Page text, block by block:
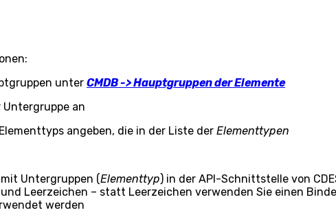
unter CMDB -> Hauptgruppen der Elemente
Untergruppe an
angeben, die in der Liste der Elementtypen
Untergruppen (Elementtyp) in der API-Schnittstelle von
Leerzeichen – statt Leerzeichen verwenden Sie einen
werden